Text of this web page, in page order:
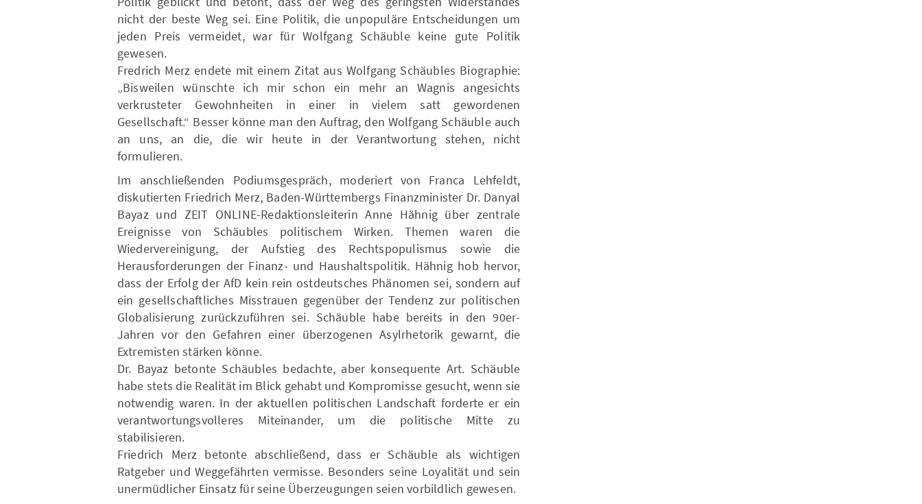
nicht der beste Weg sei. Eine Politik, die unpopuläre Entscheidungen um
jeden Preis vermeidet, war für Wolfgang Schäuble keine gute Politik
gewesen.
Fredrich Merz endete mit einem Zitat aus Wolfgang Schäubles Biographie:
„Bisweilen wünschte ich mir schon ein mehr an Wagnis angesichts
verkrusteter Gewohnheiten in einer in vielem satt gewordenen
Gesellschaft.“ Besser könne man den Auftrag, den Wolfgang Schäuble auch
an uns, an die, die wir heute in der Verantwortung stehen, nicht
formulieren.
Im anschließenden Podiumsgespräch, moderiert von Franca Lehfeldt,
diskutierten Friedrich Merz, Baden-Württembergs Finanzminister Dr. Danyal
Bayaz und ZEIT ONLINE-Redaktionsleiterin Anne Hähnig über zentrale
Ereignisse von Schäubles politischem Wirken. Themen waren die
Wiedervereinigung, der Aufstieg des Rechtspopulismus sowie die
Herausforderungen der Finanz- und Haushaltspolitik. Hähnig hob hervor,
dass der Erfolg der AfD kein rein ostdeutsches Phänomen sei, sondern auf
ein gesellschaftliches Misstrauen gegenüber der Tendenz zur politischen
Globalisierung zurückzuführen sei. Schäuble habe bereits in den 90er-
Jahren vor den Gefahren einer überzogenen Asylrhetorik gewarnt, die
Extremisten stärken könne.
Dr. Bayaz betonte Schäubles bedachte, aber konsequente Art. Schäuble
habe stets die Realität im Blick gehabt und Kompromisse gesucht, wenn sie
notwendig waren. In der aktuellen politischen Landschaft forderte er ein
verantwortungsvolleres Miteinander, um die politische Mitte zu
stabilisieren.
Friedrich Merz betonte abschließend, dass er Schäuble als wichtigen
Ratgeber und Weggefährten vermisse. Besonders seine Loyalität und sein
unermüdlicher Einsatz für seine Überzeugungen seien vorbildlich gewesen.